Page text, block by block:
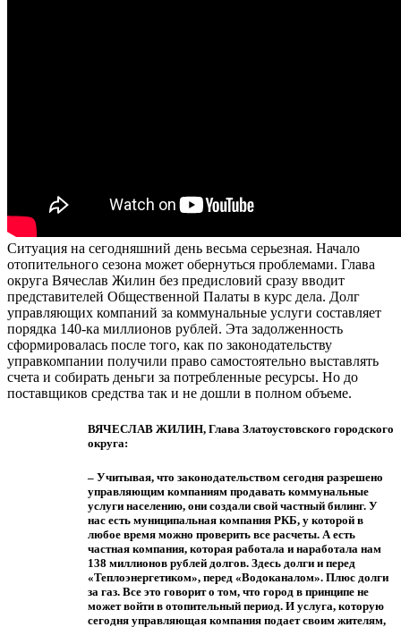
Ситуация на сегодняшний день весьма серьезная. Начало
отопительного сезона может обернуться проблемами. Глава
округа Вячеслав Жилин без предисловий сразу вводит
представителей Общественной Палаты в курс дела. Долг
управляющих компаний за коммунальные услуги составляет
порядка 140-ка миллионов рублей. Эта задолженность
сформировалась после того, как по законодательству
управкомпании получили право самостоятельно выставлять
счета и собирать деньги за потребленные ресурсы. Но до
поставщиков средства так и не дошли в полном объеме.
ВЯЧЕСЛАВ ЖИЛИН, Глава Златоустовского городского
округа:
– Учитывая, что законодательством сегодня разрешено
управляющим компаниям продавать коммунальные
услуги населению, они создали свой частный билинг. У
нас есть муниципальная компания РКБ, у которой в
любое время можно проверить все расчеты. А есть
частная компания, которая работала и наработала нам
138 миллионов рублей долгов. Здесь долги и перед
«Теплоэнергетиком», перед «Водоканалом». Плюс долги
за газ. Все это говорит о том, что город в принципе не
может войти в отопительный период. И услуга, которую
сегодня управляющая компания подает своим жителям,